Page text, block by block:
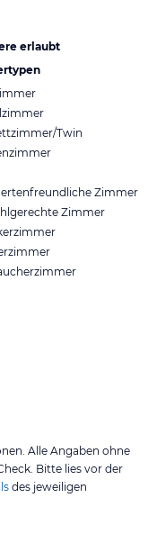
erlaubt
Twin
Zimmer
Zimmer
Alle Angaben ohne
Bitte lies vor der
des jeweiligen